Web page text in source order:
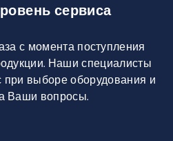
сервиса
с момента поступления
Наши специалисты
при выборе оборудования и
Ваши вопросы.